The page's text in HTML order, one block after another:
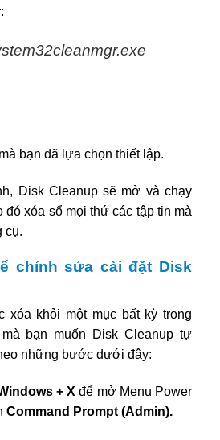
bạn đã lựa chọn thiết lập.
Disk Cleanup sẽ mở và chạy
đó xóa sổ mọi thứ các tập tin mà
cụ.
chỉnh sửa cài đặt Disk
xóa khỏi một mục bất kỳ trong
bạn muốn Disk Cleanup tự
những bước dưới đây:
+ Xđể mở Menu Power
Command Prompt (Admin).